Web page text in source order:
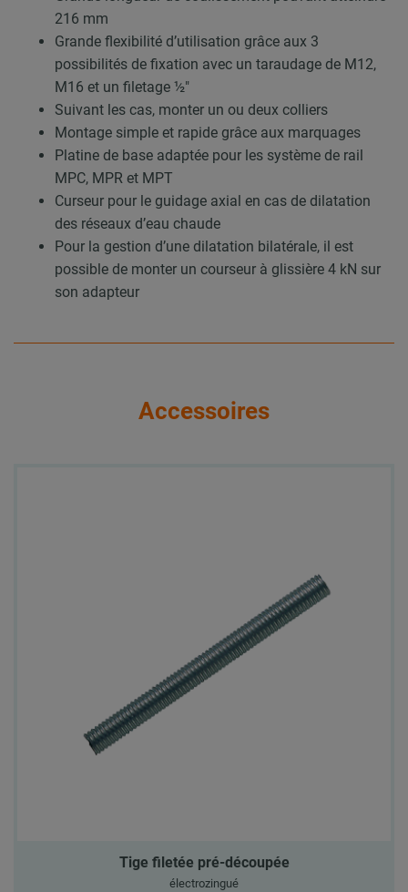
216 mm
Grande flexibilité d’utilisation grâce aux 3
possibilités de fixation avec un taraudage de M12,
M16 et un filetage ½″
Suivant les cas, monter un ou deux colliers
Montage simple et rapide grâce aux marquages
Platine de base adaptée pour les système de rail
MPC, MPR et MPT
Curseur pour le guidage axial en cas de dilatation
des réseaux d’eau chaude
Pour la gestion d’une dilatation bilatérale, il est
possible de monter un courseur à glissière 4 kN sur
son adapteur
Accessoires
Tige filetée pré-découpée
électrozingué